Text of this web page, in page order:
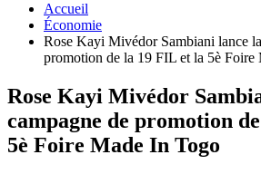
Accueil
Économie
Rose Kayi Mivédor Sambiani lance
promotion de la 19 FIL et la 5è Foire
Rose Kayi Mivédor
campagne de promotion
5è Foire Made In Togo